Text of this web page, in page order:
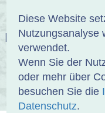
Diese Website
Nutzungsanalyse
verwendet.
Wenn Sie der
oder mehr über
besuchen Sie die
Datenschutz.
ÜBER UNS